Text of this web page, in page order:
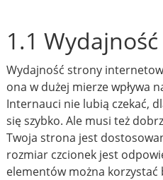
1.1 Wydajność
Wydajność strony
ona w dużej mierze wpływa
Internauci nie lubią czekać,
się szybko. Ale musi też
Twoja strona jest
rozmiar czcionek jest
elementów można korzystać